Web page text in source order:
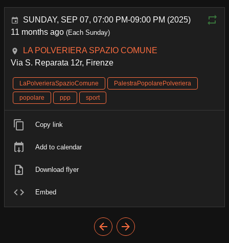
SUNDAY, SEP 07, 07:00 PM-09:00 PM (2025)
11 months ago (Each Sunday)
LA POLVERIERA SPAZIO COMUNE
Via S. Reparata 12r, Firenze
LaPolverieraSpazioComune
PalestraPopolarePolveriera
popolare
ppp sport
Copy link
Add to calendar
Download flyer
Embed